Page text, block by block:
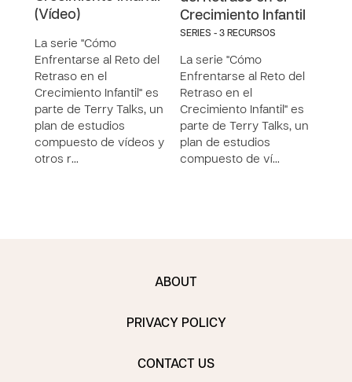
(Vídeo)
La serie "Cómo
Enfrentarse al Reto del
Retraso en el
Crecimiento Infantil" es
parte de Terry Talks, un
plan de estudios
compuesto de vídeos y
otros r…
Crecimiento Infantil
SERIES - 3 RECURSOS
La serie "Cómo
Enfrentarse al Reto del
Retraso en el
Crecimiento Infantil" es
parte de Terry Talks, un
plan de estudios
compuesto de ví…
ABOUT
PRIVACY POLICY
CONTACT US